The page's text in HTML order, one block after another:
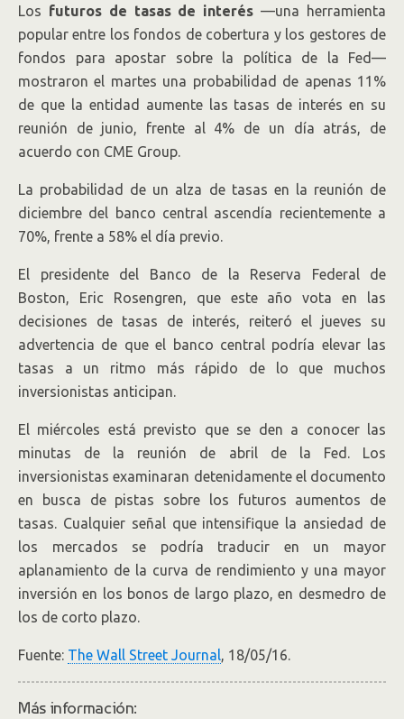
Los futuros de tasas de interés —una herramienta
popular entre los fondos de cobertura y los gestores de
fondos para apostar sobre la política de la Fed—
mostraron el martes una probabilidad de apenas 11%
de que la entidad aumente las tasas de interés en su
reunión de junio, frente al 4% de un día atrás, de
acuerdo con CME Group.
La probabilidad de un alza de tasas en la reunión de
diciembre del banco central ascendía recientemente a
70%, frente a 58% el día previo.
El presidente del Banco de la Reserva Federal de
Boston, Eric Rosengren, que este año vota en las
decisiones de tasas de interés, reiteró el jueves su
advertencia de que el banco central podría elevar las
tasas a un ritmo más rápido de lo que muchos
inversionistas anticipan.
El miércoles está previsto que se den a conocer las
minutas de la reunión de abril de la Fed. Los
inversionistas examinaran detenidamente el documento
en busca de pistas sobre los futuros aumentos de
tasas. Cualquier señal que intensifique la ansiedad de
los mercados se podría traducir en un mayor
aplanamiento de la curva de rendimiento y una mayor
inversión en los bonos de largo plazo, en desmedro de
los de corto plazo.
Fuente: The Wall Street Journal, 18/05/16.
Más información: